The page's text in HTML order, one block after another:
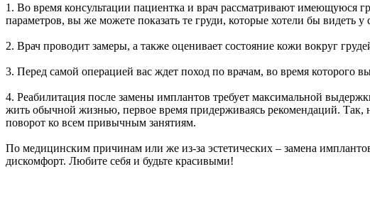
1. Во время консультации пациентка и врач рассматривают имеющуюся
параметров, вы же можете показать те груди, которые хотели бы видеть у
2. Врач проводит замеры, а также оценивает состояние кожи вокруг
3. Перед самой операцией вас ждет поход по врачам, во время которого
4. Реабилитация после замены имплантов требует максимальной
жить обычной жизнью, первое время придерживаясь рекомендаций.
поворот ко всем привычным занятиям.
По медицинским причинам или же из-за эстетических – замена
дискомфорт. Любите себя и будьте красивыми!